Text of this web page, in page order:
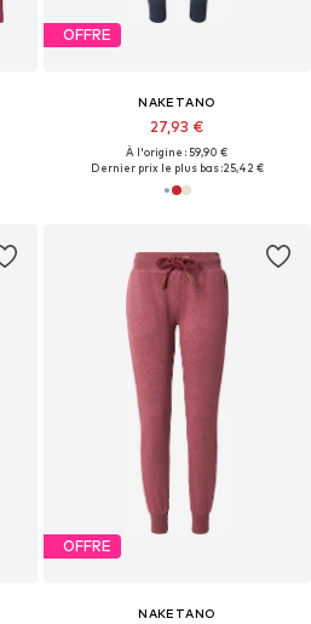
OFFRE
NAKETANO
27,93 €
À l'origine : 59,90 €
Dernier prix le plus bas :25,42 €
OFFRE
NAKETANO